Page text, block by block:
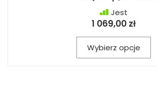
Jest
1 069,00 zł
Wybierz opcje